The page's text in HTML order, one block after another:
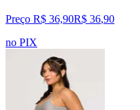
Preço R$ 36,90R$ 36,90
no PIX